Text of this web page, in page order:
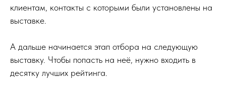
клиентам, контакты с которыми были установлены на
выставке.
А дальше начинается этап отбора на следующую
выставку. Чтобы попасть на неё, нужно входить в
десятку лучших рейтинга.